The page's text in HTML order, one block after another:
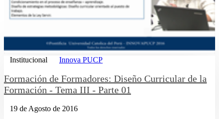
Institucional Innova PUCP
Formación de Formadores: Diseño Curricular de la
Formación - Tema III - Parte 01
19 de Agosto de 2016